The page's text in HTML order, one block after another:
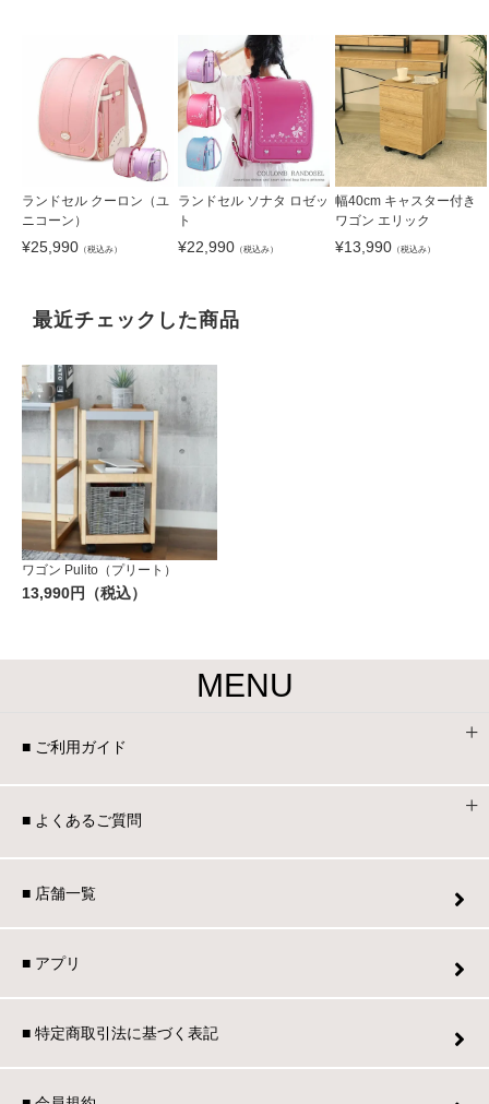
ランドセル クーロン（ユ
ニコーン）
¥25,990 （税込み）
ランドセル ソナタ ロゼッ
ト
¥22,990 （税込み）
幅40cm キャスター付き
ワゴン エリック
¥13,990（税込み）
最近チェックした商品
ワゴン Pulito（プリート）
13,990円（税込）
MENU
■ ご利用ガイド
■ よくあるご質問
■ 店舗一覧
■ アプリ
■ 特定商取引法に基づく表記